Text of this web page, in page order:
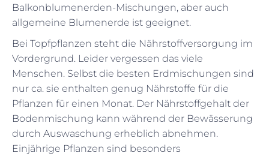
Balkonblumenerden-Mischungen, aber auch
allgemeine Blumenerde ist geeignet.
Bei Topfpflanzen steht die Nährstoffversorgung im
Vordergrund. Leider vergessen das viele
Menschen. Selbst die besten Erdmischungen sind
nur ca. sie enthalten genug Nährstoffe für die
Pflanzen für einen Monat. Der Nährstoffgehalt der
Bodenmischung kann während der Bewässerung
durch Auswaschung erheblich abnehmen.
Einjährige Pflanzen sind besonders